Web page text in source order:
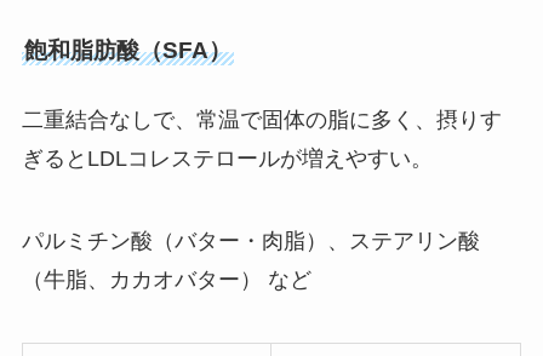
飽和脂肪酸（SFA）
二重結合なしで、常温で固体の脂に多く、摂りす
ぎるとLDLコレステロールが増えやすい。
パルミチン酸（バター・肉脂）、ステアリン酸
（牛脂、カカオバター） など